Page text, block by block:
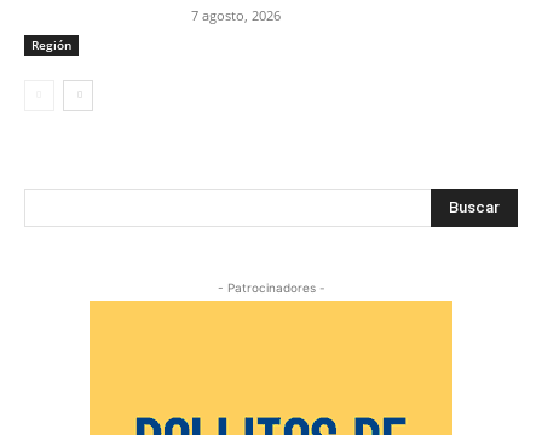
Región
7 agosto, 2026
Buscar
- Patrocinadores -